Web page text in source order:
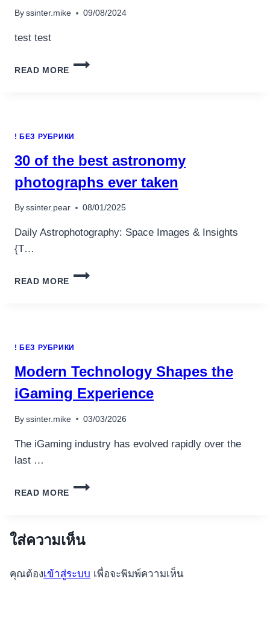
AND
By ssinter.mike 09/08/2024
test test
READ MORE
TEST
! БЕЗ РУБРИКИ
30 of the best astronomy
photographs ever taken
By ssinter.pear 08/01/2025
Daily Astrophotography: Space Images & Insights
{T…
READ MORE
30
EVER
! БЕЗ РУБРИКИ
Modern Technology Shapes the
iGaming Experience
By ssinter.mike 03/03/2026
The iGaming industry has evolved rapidly over the
last …
READ MORE
MODERN
IGAMING
EXPERIENCE
ใส่ความเห็น
คุณต้องเข้าสู่ระบบ เพื่อจะพิมพ์ความเห็น